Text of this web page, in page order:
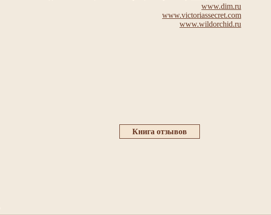
www.dim.ru
www.victoriassecret.com
www.wildorchid.ru
Книга отзывов